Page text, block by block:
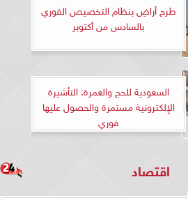
طرح أراضِ بنظام التخصيص الفوري
بالسادس من أكتوبر
السعودية للحج والعمرة: التأشيرة
الإلكترونية مستمرة والحصول عليها
فوري
اقتصاد